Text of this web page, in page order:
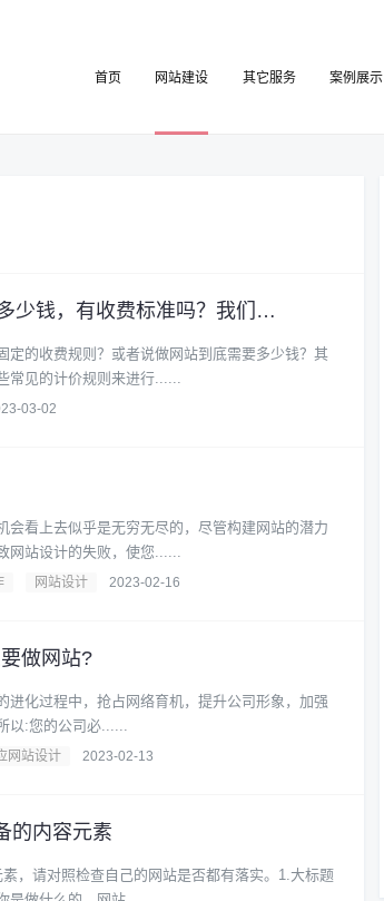
首页 网站建设 其它服务 案例展示
国内大城市建设企业网站需要多少钱，有收费标准吗？我们来告诉你
定的收费规则？或者说做网站到底需要多少钱？其
常见的计价规则来进行......
03-02
会看上去似乎是无穷无尽的，尽管构建网站的潜力
网站设计的失败，使您......
网站设计 2023-02-16
做网站?
进化过程中，抢占网络育机，提升公司形象，加强
以:您的公司必......
网站设计 2023-02-13
的内容元素
，请对照检查自己的网站是否都有落实。1.大标题